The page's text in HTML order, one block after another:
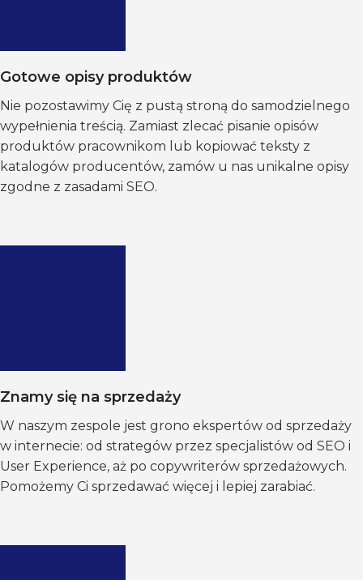
Gotowe opisy produktów
Nie pozostawimy Cię z pustą stroną do samodzielnego
wypełnienia treścią. Zamiast zlecać pisanie opisów
produktów pracownikom lub kopiować teksty z
katalogów producentów, zamów u nas unikalne opisy
zgodne z zasadami SEO.
Znamy się na sprzedaży
W naszym zespole jest grono ekspertów od sprzedaży
w internecie: od strategów przez specjalistów od SEO i
User Experience, aż po copywriterów sprzedażowych.
Pomożemy Ci sprzedawać więcej i lepiej zarabiać.